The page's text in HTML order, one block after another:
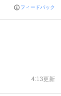
フィードバック
4:13更新